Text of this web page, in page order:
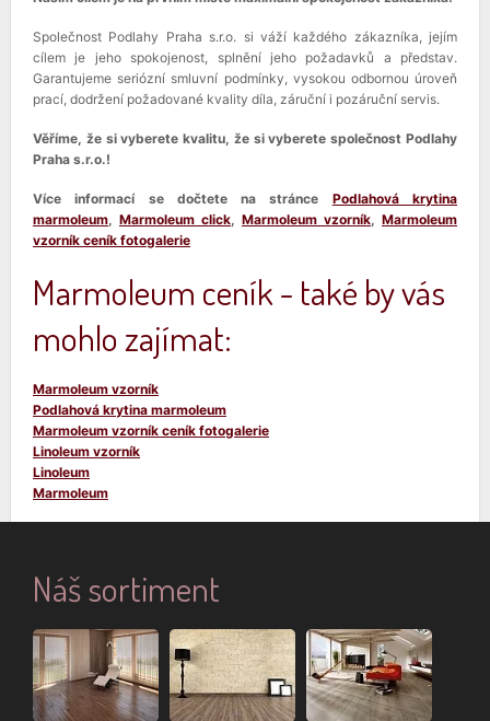
Společnost Podlahy Praha s.r.o. si váží každého zákazníka, jejím
cílem je jeho spokojenost, splnění jeho požadavků a představ.
Garantujeme seriózní smluvní podmínky, vysokou odbornou úroveň
prací, dodržení požadované kvality díla, záruční i pozáruční servis.
Věříme, že si vyberete kvalitu, že si vyberete společnost Podlahy
Praha s.r.o.!
Více informací se dočtete na stránce Podlahová krytina
marmoleum, Marmoleum click, Marmoleum vzorník, Marmoleum
vzorník ceník fotogalerie
Marmoleum ceník- také by vás
mohlo zajímat:
Marmoleum vzorník
Podlahová krytina marmoleum
Marmoleum vzorník ceník fotogalerie
Linoleum vzorník
Linoleum
Marmoleum
Náš sortiment